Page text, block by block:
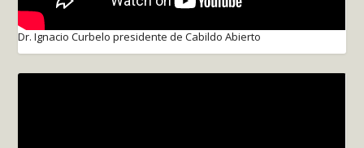
Dr. Ignacio Curbelo presidente de Cabildo Abierto